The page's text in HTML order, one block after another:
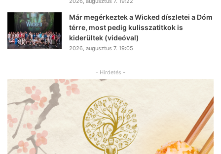
Már megérkeztek a Wicked díszletei a Dóm
térre, most pedig kulisszatitkok is
kiderültek (videóval)
2026, augusztus 7. 19:05
- Hirdetés -